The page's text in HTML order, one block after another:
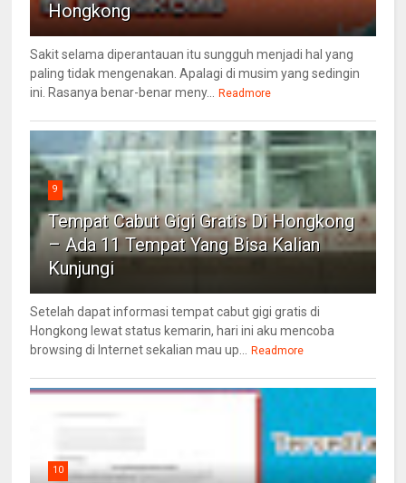
Hongkong
Sakit selama diperantauan itu sungguh menjadi hal yang
paling tidak mengenakan. Apalagi di musim yang sedingin
ini. Rasanya benar-benar meny... Readmore
9
Tempat Cabut Gigi Gratis Di Hongkong
– Ada 11 Tempat Yang Bisa Kalian
Kunjungi
Setelah dapat informasi tempat cabut gigi gratis di
Hongkong lewat status kemarin, hari ini aku mencoba
browsing di Internet sekalian mau up... Readmore
10